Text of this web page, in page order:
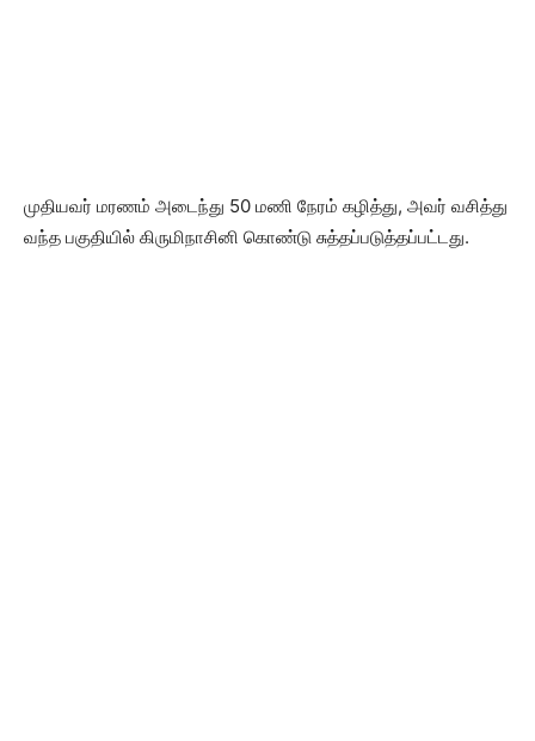
முதியவர் மரணம் அடைந்து 50 மணி நேரம் கழித்து, அவர் வசித்து
வந்த பகுதியில் கிருமிநாசினி கொண்டு சுத்தப்படுத்தப்பட்டது.